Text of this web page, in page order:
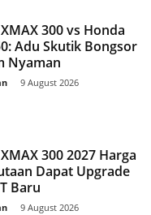
300 vs Honda
Adu Skutik Bongsor
Nyaman
9 August 2026
300 2027 Harga
Dapat Upgrade
Baru
9 August 2026